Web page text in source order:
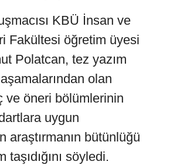
KBÜ İnsan ve
Fakültesi öğretim üyesi
Polatcan, tez yazım
olan
ve öneri bölümlerinin
uygun
araştırmanın bütünlüğü
taşıdığını söyledi.